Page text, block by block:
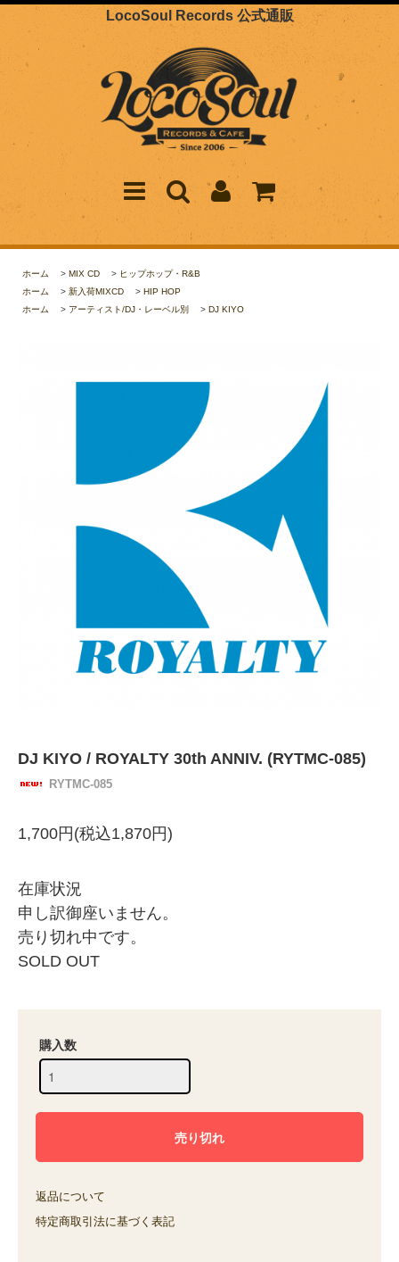
LocoSoul Records 公式通販
ホーム > MIX CD > ヒップホップ・R&B
ホーム
> 新入荷MIXCD > HIP HOP
ホーム
> アーティスト/DJ・レーベル別 > DJ KIYO
DJ KIYO / ROYALTY 30th ANNIV. (RYTMC-085)
RYTMC-085
1,700円(税込1,870円)
在庫状況
申し訳御座いません。
売り切れ中です。
SOLD OUT
購入数
返品について
特定商取引法に基づく表記